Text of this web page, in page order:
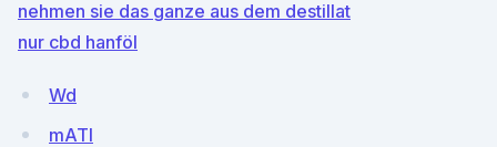
nehmen sie das ganze aus dem destillat
nur cbd hanföl
Wd
mATI